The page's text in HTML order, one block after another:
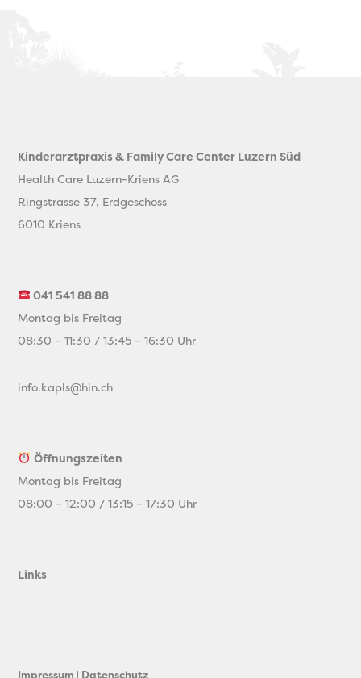
Kinderarztpraxis & Family Care Center Luzern Süd
Health Care Luzern-Kriens AG
Ringstrasse 37, Erdgeschoss
6010 Kriens
041 541 88 88
Montag bis Freitag
08:30 – 11:30 / 13:45 – 16:30 Uhr
info.kapls@hin.ch
Öffnungszeiten
Montag bis Freitag
08:00 – 12:00 / 13:15 – 17:30 Uhr
Links
Impressum | Datenschutz